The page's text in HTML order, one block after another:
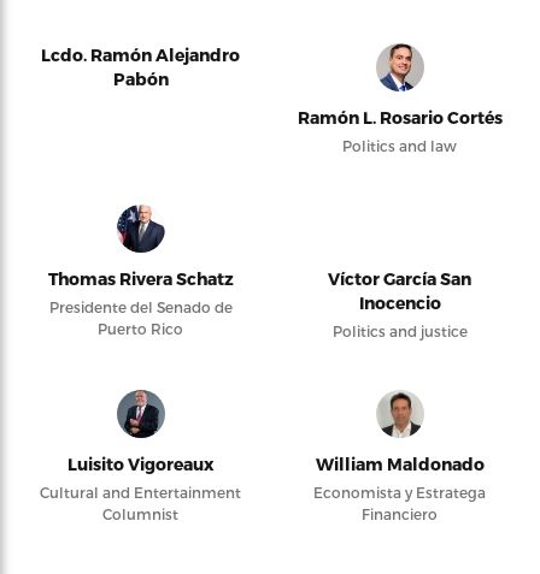
Lcdo. Ramón Alejandro
Pabón
Ramón L. Rosario Cortés
Politics and law
Thomas Rivera Schatz
Presidente del Senado de
Puerto Rico
Víctor García San
Inocencio
Politics and justice
Luisito Vigoreaux
Cultural and Entertainment
Columnist
William Maldonado
Economista y Estratega
Financiero